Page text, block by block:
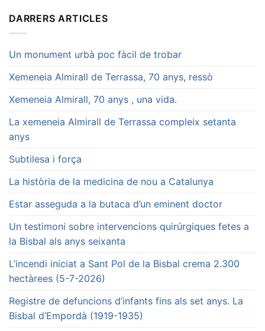
DARRERS ARTICLES
Un monument urbà poc fàcil de trobar
Xemeneia Almirall de Terrassa, 70 anys, ressò
Xemeneia Almirall, 70 anys , una vida.
La xemeneia Almirall de Terrassa compleix setanta
anys
Subtilesa i força
La història de la medicina de nou a Catalunya
Estar asseguda a la butaca d’un eminent doctor
Un testimoni sobre intervencions quirúrgiques fetes a
la Bisbal als anys seixanta
L’incendi iniciat a Sant Pol de la Bisbal crema 2.300
hectàrees (5-7-2026)
Registre de defuncions d’infants fins als set anys. La
Bisbal d’Empordà (1919-1935)